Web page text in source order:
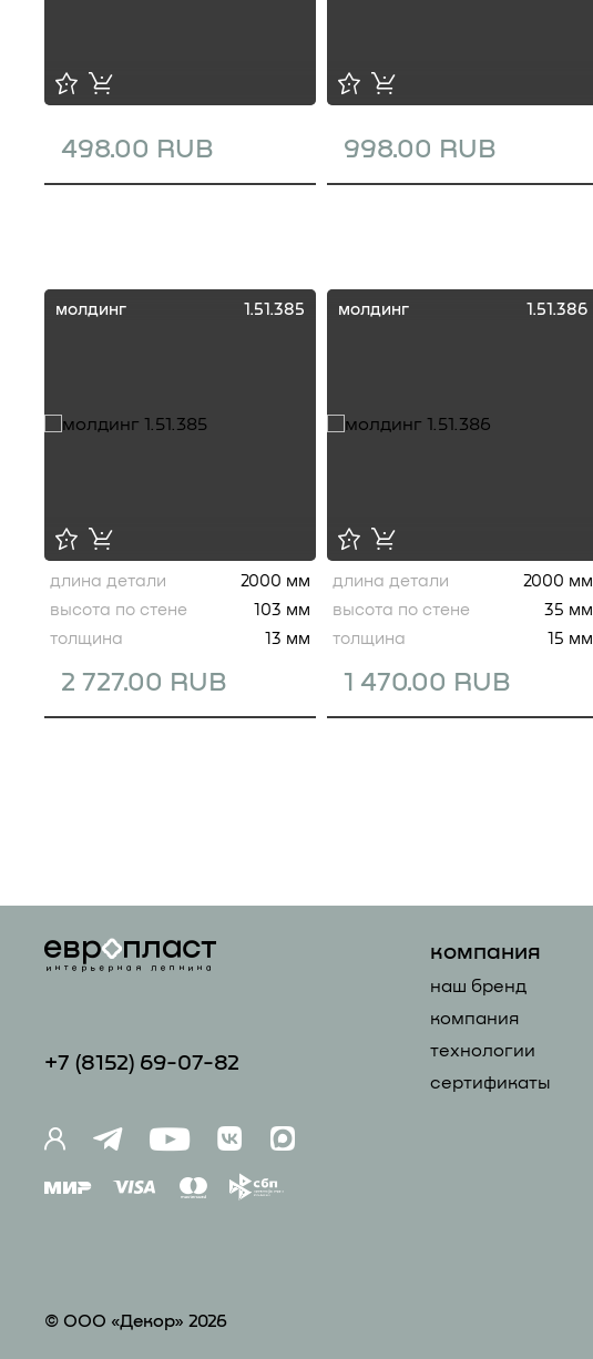
498.00 RUB 998.00 RUB
молдинг 1.51.385
2 727.00 RUB
длина детали
2000 мм
высота по стене
103 мм
толщина
13 мм
молдинг 1.51.386
1 470.00 RUB
длина детали
2000 мм
высота по стене
35 мм
толщина
15 мм
компания
наш бренд
компания
технологии
сертификаты
+7 (81 52) 69-07-82
© ООО «Декор» 2026